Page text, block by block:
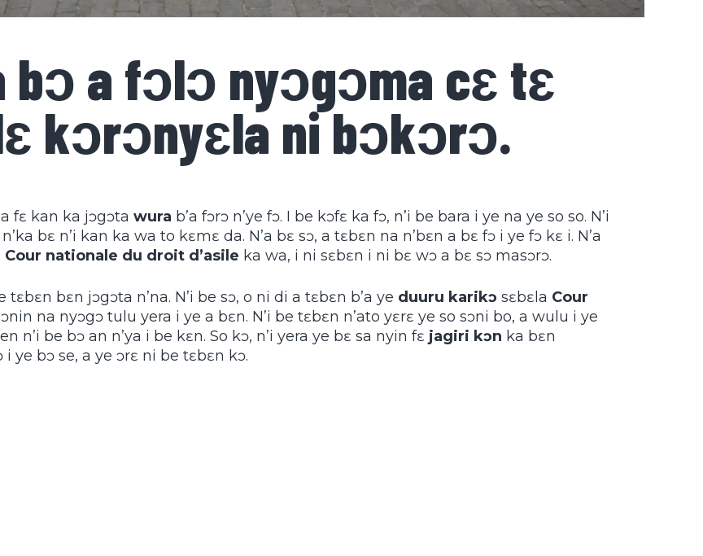
a fɔlɔ nyɔgɔma cɛ tɛ
kɔrɔnyɛla ni bɔkɔrɔ.
fɛ kan ka jɔgɔta wura b’a fɔrɔ n’ye fɔ. I be kɔfɛ ka fɔ, n’i be bara i ye na ye so so. N’i
bɛ n’i kan ka wa to kɛmɛ da. N’a bɛ sɔ, a tɛbɛn na n’bɛn a bɛ fɔ i ye fɔ kɛ i. N’a
Cour nationale du droit d’asile ka wa, i ni sɛbɛn i ni bɛ wɔ a bɛ sɔ masɔrɔ.
tɛbɛn bɛn jɔgɔta n’na. N’i be sɔ, o ni di a tɛbɛn b’a ye duuru karikɔ sɛbɛla Cour
na nyɔgɔ tulu yera i ye a bɛn. N’i be tɛbɛn n’ato yɛrɛ ye so sɔni bo, a wulu i ye
n’i be bɔ an n’ya i be kɛn. So kɔ, n’i yera ye bɛ sa nyin fɛ jagiri kɔn ka bɛn
i ye bɔ se, a ye ɔrɛ ni be tɛbɛn kɔ.